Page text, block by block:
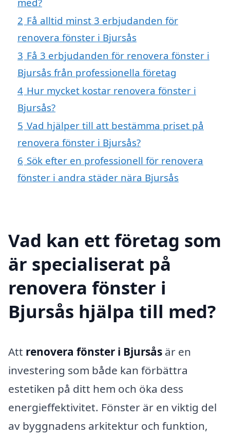
2 Få alltid minst 3 erbjudanden för
renovera fönster i Bjursås
3 Få 3 erbjudanden för renovera fönster i
Bjursås från professionella företag
4 Hur mycket kostar renovera fönster i
Bjursås?
5 Vad hjälper till att bestämma priset på
renovera fönster i Bjursås?
6 Sök efter en professionell för renovera
fönster i andra städer nära Bjursås
Vad kan ett företag som
är specialiserat på
renovera fönster i
Bjursås hjälpa till med?
Att renovera fönster i Bjursås är en
investering som både kan förbättra
estetiken på ditt hem och öka dess
energieffektivitet. Fönster är en viktig del
av byggnadens arkitektur och funktion,